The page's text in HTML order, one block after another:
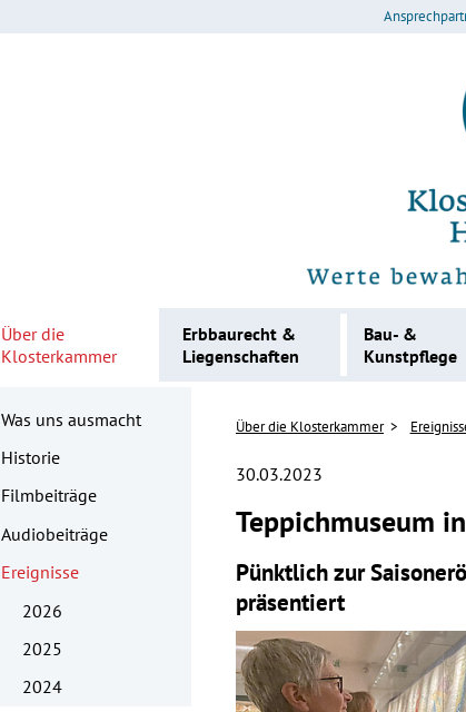
Über die
Klosterkammer
Erbbaurecht &
Liegenschaften
Bau- &
Kunstpflege
Was uns ausmacht
Historie
Filmbeiträge
Audiobeiträge
Ereignisse
2026
2025
2024
Über die Klosterkammer
30.03.2023
Teppichmuseum
Pünktlich zur
präsentiert